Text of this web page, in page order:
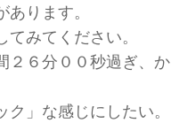
ります。
みてください。
２６分００秒過ぎ、か
」な感じにしたい。